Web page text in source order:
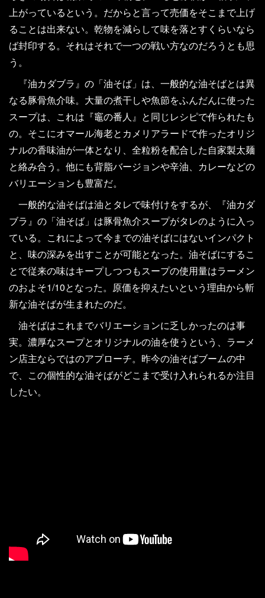
上がっているという。だからと言って売価をそこまで上げ
ることは出来ない。乾物を減らして味を落とすくらいなら
ば封印する。それはそれで一つの戦い方なのだろうとも思
う。
『油カダブラ』の「油そば」は、一般的な油そばとは異
なる豚骨魚介味。大量の煮干しや魚節をふんだんに使った
スープは、これは『竈の番人』と同じレシピで作られたも
の。そこにオマール海老とカメリアラードで作ったオリジ
ナルの香味油が一体となり、全粒粉を配合した自家製太麺
と絡み合う。他にも背脂バージョンや辛油、カレーなどの
バリエーションも豊富だ。
一般的な油そばは油とタレで味付けをするが、『油カダ
ブラ』の「油そば」は豚骨魚介スープがタレのように入っ
ている。これによって今までの油そばにはないインパクト
と、味の深みを出すことが可能となった。油そばにするこ
とで従来の味はキープしつつもスープの使用量はラーメン
のおよそ1/10となった。原価を抑えたいという理由から斬
新な油そばが生まれたのだ。
油そばはこれまでバリエーションに乏しかったのは事
実。濃厚なスープとオリジナルの油を使うという、ラーメ
ン店主ならではのアプローチ。昨今の油そばブームの中
で、この個性的な油そばがどこまで受け入れられるか注目
したい。